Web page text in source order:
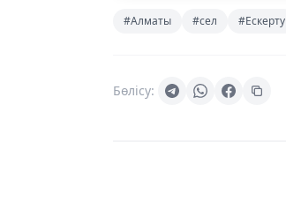
#Алматы #сел #Ескерту
Бөлісу: